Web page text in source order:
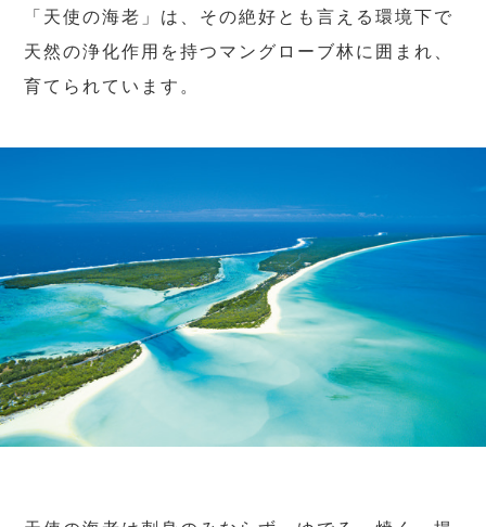
「天使の海老」は、その絶好とも言える環境下で
天然の浄化作用を持つマングローブ林に囲まれ、
育てられています。